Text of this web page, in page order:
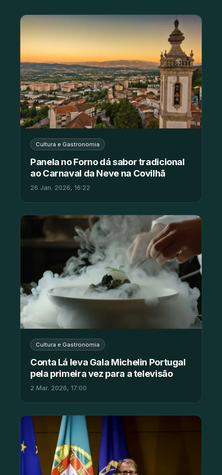
Cultura e Gastronomia
Panela no Forno dá sabor tradicional
ao Carnaval da Neve na Covilhã
26 Jan. 2026, 16:22
Cultura e Gastronomia
Conta Lá leva Gala Michelin Portugal
pela primeira vez para a televisão
2 Mar. 2026, 17:00